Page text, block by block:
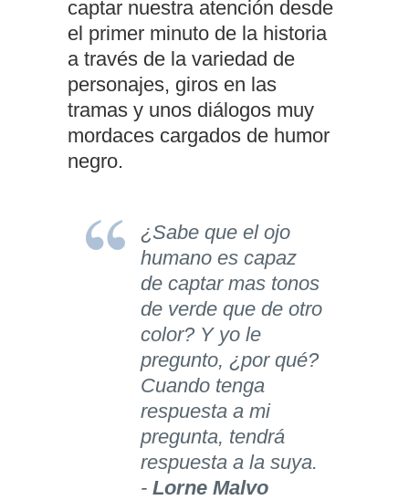
captar nuestra atención desde
el primer minuto de la historia
a través de la variedad de
personajes, giros en las
tramas y unos diálogos muy
mordaces cargados de humor
negro.
¿Sabe que el ojo
humano es capaz
de captar mas tonos
de verde que de otro
color? Y yo le
pregunto, ¿por qué?
Cuando tenga
respuesta a mi
pregunta, tendrá
respuesta a la suya.
- Lorne Malvo